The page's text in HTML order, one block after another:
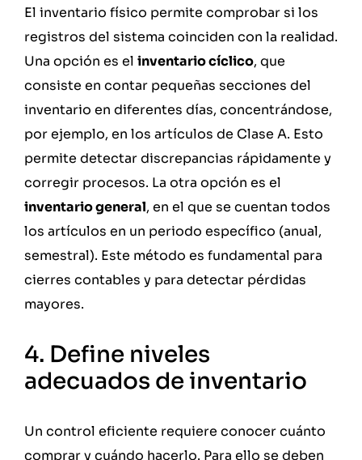
El inventario físico permite comprobar si los
registros del sistema coinciden con la realidad.
Una opción es el inventario cíclico, que
consiste en contar pequeñas secciones del
inventario en diferentes días, concentrándose,
por ejemplo, en los artículos de Clase A. Esto
permite detectar discrepancias rápidamente y
corregir procesos. La otra opción es el
inventario general, en el que se cuentan todos
los artículos en un periodo específico (anual,
semestral). Este método es fundamental para
cierres contables y para detectar pérdidas
mayores.
4. Define niveles
adecuados de inventario
Un control eficiente requiere conocer cuánto
comprar y cuándo hacerlo. Para ello se deben